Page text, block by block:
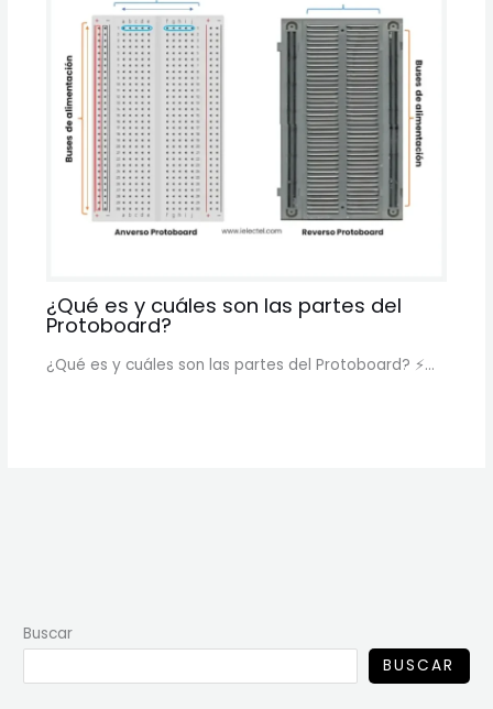
¿Qué es y cuáles son las partes del
Protoboard?
¿Qué es y cuáles son las partes del Protoboard? ⚡️…
Buscar
BUSCAR